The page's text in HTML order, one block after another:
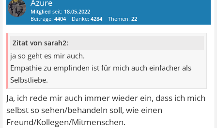
Azure
Mitglied seit: 18.05.2022
Beiträge:4404 Danke:4284 Themen:22
Zitat von sarah2:
ja so geht es mir auch.
Empathie zu empfinden ist für mich auch einfacher als
Selbstliebe.
Ja, ich rede mir auch immer wieder ein, dass ich mich
selbst so sehen/behandeln soll, wie einen
Freund/Kollegen/Mitmenschen.